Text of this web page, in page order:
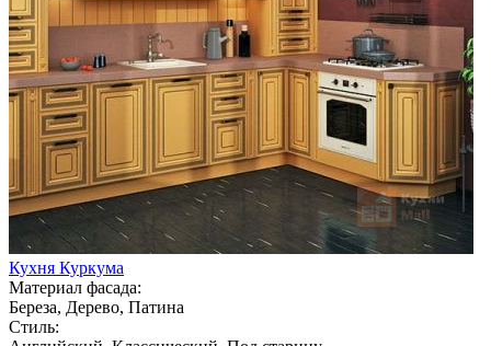
Кухня Куркума
Материал фасада:
Береза, Дерево, Патина
Стиль: